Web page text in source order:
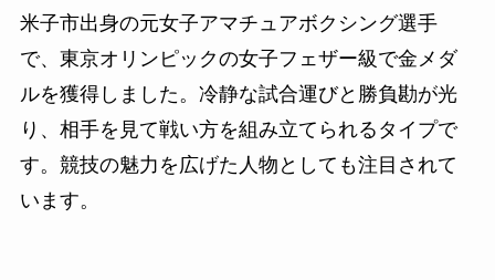
米子市出身の元女子アマチュアボクシング選手
で、東京オリンピックの女子フェザー級で金メダ
ルを獲得しました。冷静な試合運びと勝負勘が光
り、相手を見て戦い方を組み立てられるタイプで
す。競技の魅力を広げた人物としても注目されて
います。